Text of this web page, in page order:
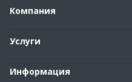
Компания
Услуги
Информация